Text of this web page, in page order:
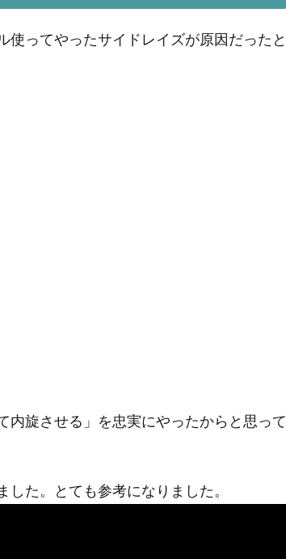
ってやったサイドレイズが原因だったと
内旋させる」を忠実にやったからと思って
た。とても参考になりました。